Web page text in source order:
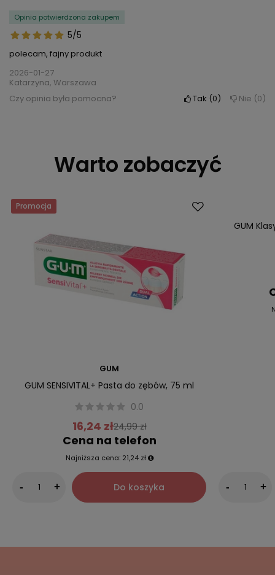
5/5
Opinia potwierdzona zakupem
polecam, fajny produkt
2026-01-27
Katarzyna, Warszawa
Czy opinia była pomocna?
Tak 0 Nie 0
Warto zobaczyć
Promocja
GUM
GUM SENSIVITAL+ Pasta do zębów, 75 ml
0.0
16,24 zł24,99 zł
Cena na telefon
Najniższa cena: 21,24 zł
- + Do koszyka
GUM
- +